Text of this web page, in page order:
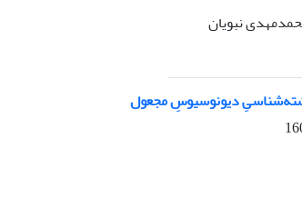
نبویان
دیونوسیوسِ مجعول